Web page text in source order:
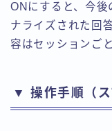
ONにすると、今後
ナライズされた回
容はセッションご
▼ 操作手順（ス